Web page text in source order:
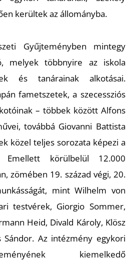
kerültek az állományba.
Gyűjteményben mintegy
, melyek többnyire aziskola
és tanárainak alkotásai.
fametszetek, a szecessziós
– többek között Alfons
továbbá Giovanni Battista
közel teljessorozata képezi a
körülbelül 12.000
zömében 19. század végi, 20.
, mint Wilhelm von
testvérek, Giorgio Sommer,
Heid, Divald Károly, Klösz
Sándor. Az intézmény egykori
kiemelkedő